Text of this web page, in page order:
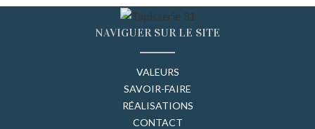
NAVIGUER SUR LE SITE
VALEURS
SAVOIR-FAIRE
RÉALISATIONS
CONTACT